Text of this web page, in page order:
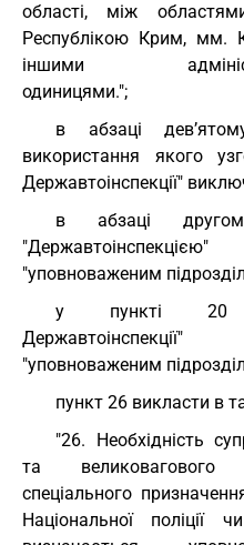
області, між
Республікою Крим, мм.
іншими
одиницями.";
в абзаці
використання якого
Державтоінспекції"
в абзаці
"уповноваженим
у пункті 20
"уповноваженим
пункт 26 викласти в
"26. Необхідність
та великовагового
спеціального
Національної поліції